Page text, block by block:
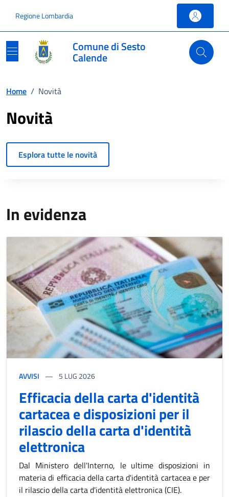
Regione Lombardia
Comune di Sesto
Calende
Home / Novità
Novità
Esplora tutte le novità
In evidenza
AVVISI 5 LUG 2026
Efficacia della carta d'identità
cartacea e disposizioni per il
rilascio della carta d'identità
elettronica
Dal Ministero dell'Interno, le ultime disposizioni in
materia di efficacia della carta d'identità cartacea e per
il rilascio della carta d'identità elettronica (CIE).